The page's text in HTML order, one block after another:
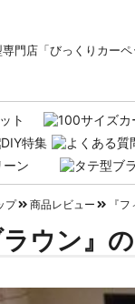
プ 商品レビュー 『
ラウン』